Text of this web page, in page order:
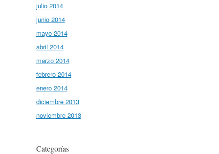
julio 2014
junio 2014
mayo 2014
abril 2014
marzo 2014
febrero 2014
enero 2014
diciembre 2013
noviembre 2013
Categorías